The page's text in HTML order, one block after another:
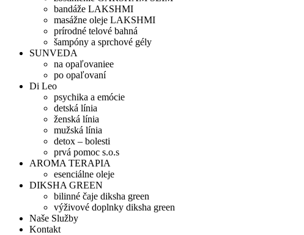
bandáže LAKSHMI
masážne oleje LAKSHMI
prírodné telové bahná
šampóny a sprchové gély
SUNVEDA
na opaľovaniee
po opaľovaní
Di Leo
psychika a emócie
detská línia
ženská línia
mužská línia
detox – bolesti
prvá pomoc s.o.s
AROMA TERAPIA
esenciálne oleje
DIKSHA GREEN
bilinné čaje diksha green
výživové doplnky diksha green
Naše Služby
Kontakt